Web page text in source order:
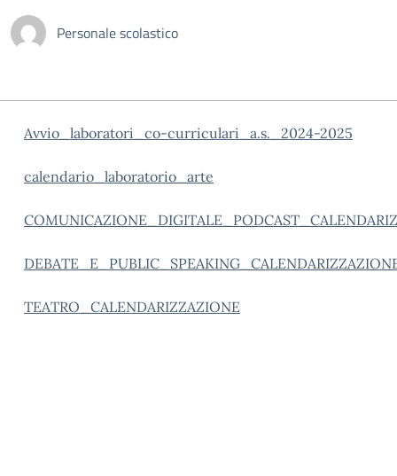
Personale scolastico
Avvio_laboratori_co-curriculari_a.s._2024-2025
calendario_laboratorio_arte
TEATRO_CALENDARIZZAZIONE